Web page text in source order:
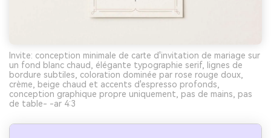
Invite: conception minimale de carte d'invitation de mariage sur
un fond blanc chaud, élégante typographie serif, lignes de
bordure subtiles, coloration dominée par rose rouge doux,
crème, beige chaud et accents d'espresso profonds,
conception graphique propre uniquement, pas de mains, pas
de table- -ar 4:3